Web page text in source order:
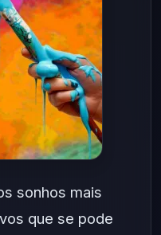
sonhos mais
que se pode